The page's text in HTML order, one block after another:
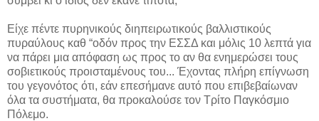
Είχε πέντε πυρηνικούς διηπειρωτικούς βαλλιστικούς
πυραύλους καθ “οδόν προς την ΕΣΣΔ και μόλις 10 λεπτά για
να πάρει μια απόφαση ως προς το αν θα ενημερώσει τους
σοβιετικούς προισταμένους του... Έχοντας πλήρη επίγνωση
του γεγονότος ότι, εάν επεσήμανε αυτό που επιβεβαίωναν
όλα τα συστήματα, θα προκαλούσε τον Τρίτο Παγκόσμιο
Πόλεμο.